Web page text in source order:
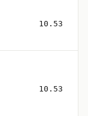
10.53
10.53